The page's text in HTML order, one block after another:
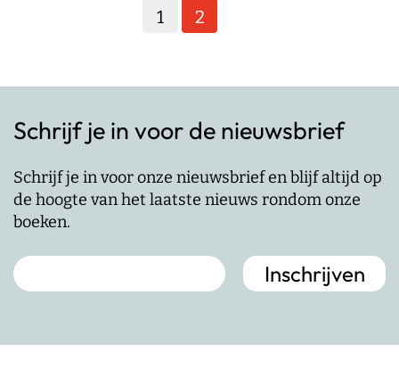
Schrijf je in voor de nieuwsbrief
Schrijf je in voor onze nieuwsbrief en blijf altijd op
boeken.